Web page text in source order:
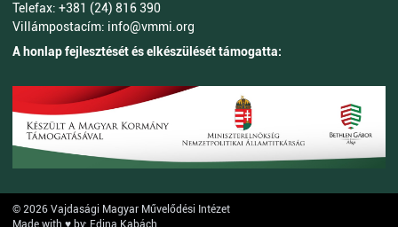
Telefax: +381 (24) 816 390
Villámpostacím: info@vmmi.org
A honlap fejlesztését és elkészülését támogatta:
© 2026 Vajdasági Magyar Művelődési Intézet